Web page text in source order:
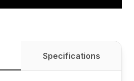
Specifications